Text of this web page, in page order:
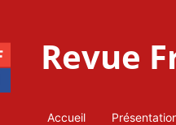
Revue
Accueil